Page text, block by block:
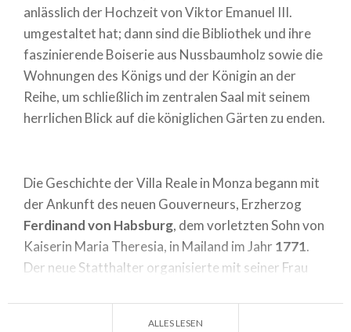
anlässlich der Hochzeit von Viktor Emanuel III.
umgestaltet hat; dann sind die Bibliothek und ihre
faszinierende Boiserie aus Nussbaumholz sowie die
Wohnungen des Königs und der Königin an der
Reihe, um schließlich im zentralen Saal mit seinem
herrlichen Blick auf die königlichen Gärten zu enden.
Die Geschichte der Villa Reale in Monza begann mit
der Ankunft des neuen Gouverneurs, Erzherzog
Ferdinand von Habsburg, dem vorletzten Sohn von
Kaiserin Maria Theresia, in Mailand im Jahr1771.
Der neue Statthalter organisierte mit seiner Frau
lombardischen Patrizier ihren Platz und ihre
ALLES LESEN